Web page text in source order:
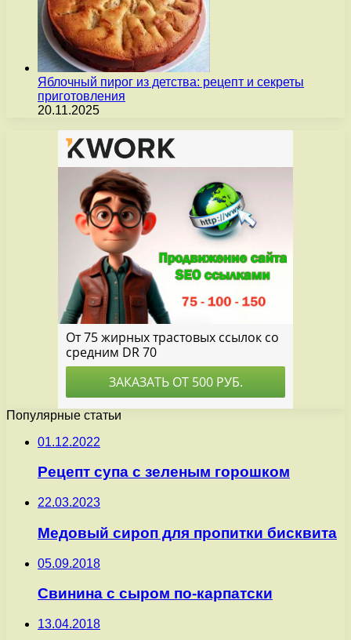
Яблочный пирог из детства: рецепт и секреты
приготовления
20.11.2025
Популярные статьи
01.12.2022
Рецепт супа с зеленым горошком
22.03.2023
Медовый сироп для пропитки бисквита
05.09.2018
Свинина с сыром по-карпатски
13.04.2018